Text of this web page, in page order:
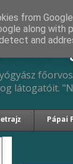
Ph.D.
látogatóit.
Pápai
from
along
and